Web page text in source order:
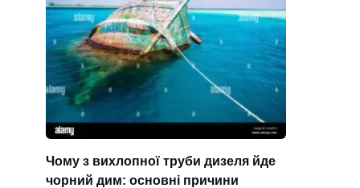
Чому з вихлопної труби дизеля йде
чорний дим: основні причини